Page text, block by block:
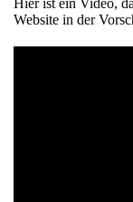
Hier ist ein Video,
Website in der